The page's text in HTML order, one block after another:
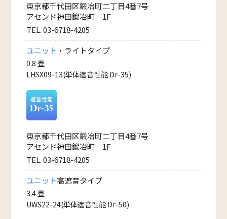
東京都千代田区鍛冶町二丁目4番7号
アセンド神田鍛冶町 1F
TEL. 03-6718-4205
ユニット ・ライトタイプ
0.8 畳
LHSX09-13(単体遮音性能 Dr-35)
東京都千代田区鍛冶町二丁目4番7号
アセンド神田鍛冶町 1F
TEL. 03-6718-4205
ユニット高遮音タイプ
3.4 畳
UWS22-24(単体遮音性能 Dr-50)